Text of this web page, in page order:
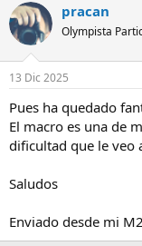
c
c
i
e
:
pracan
Olympista
13 Dic 2025
Pues ha quedado
El macro es una de
dificultad que le veo
Saludos
Enviado desde mi